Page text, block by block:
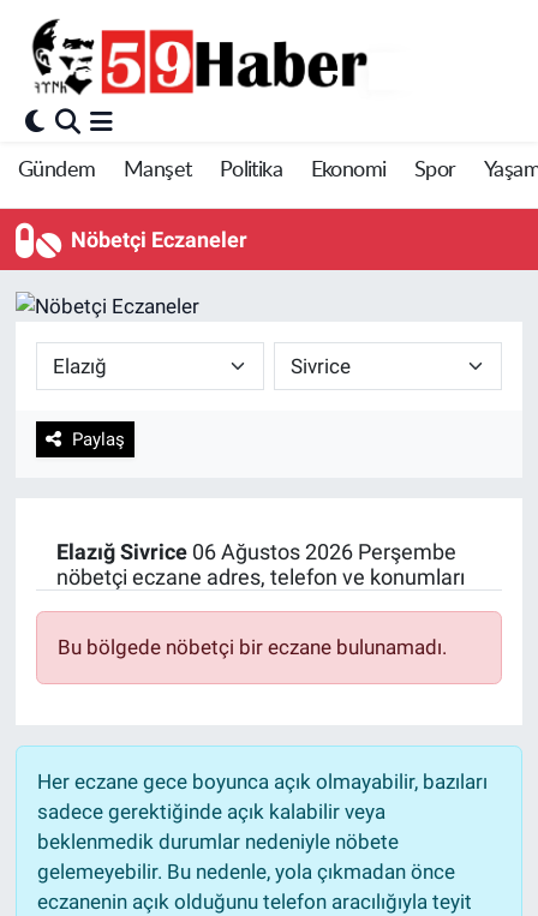
Gündem Manşet Politika Ekonomi Spor
Nöbetçi Eczaneler
Paylaş
Elazığ Sivrice06 Ağustos 2026 Perşembe
nöbetçi eczane adres, telefon ve konumları
Bu bölgede nöbetçi bir eczane bulunamadı.
Her eczane gece boyunca açık olmayabilir, bazıları
sadece gerektiğinde açık kalabilir veya
beklenmedik durumlar nedeniyle nöbete
gelemeyebilir. Bu nedenle, yola çıkmadan önce
eczanenin açık olduğunu telefon aracılığıyla teyit